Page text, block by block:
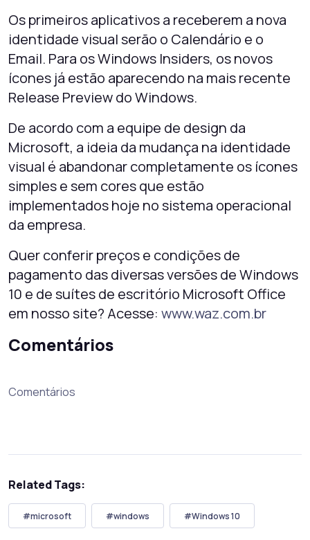
Os primeiros aplicativos a receberem a nova
identidade visual serão o Calendário e o
Email. Para os Windows Insiders, os novos
ícones já estão aparecendo na mais recente
Release Preview do Windows.
De acordo com a equipe de design da
Microsoft, a ideia da mudança na identidade
visual é abandonar completamente os ícones
simples e sem cores que estão
implementados hoje no sistema operacional
da empresa.
Quer conferir preços e condições de
pagamento das diversas versões de Windows
10 e de suítes de escritório Microsoft Office
em nosso site? Acesse: www.waz.com.br
Comentários
Comentários
Related Tags:
#microsoft #windows #Windows 10